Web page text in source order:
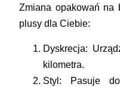
Zmiana opakowań na
plusy dla Ciebie:
Dyskrecja:
kilometra.
Styl: Pasuje